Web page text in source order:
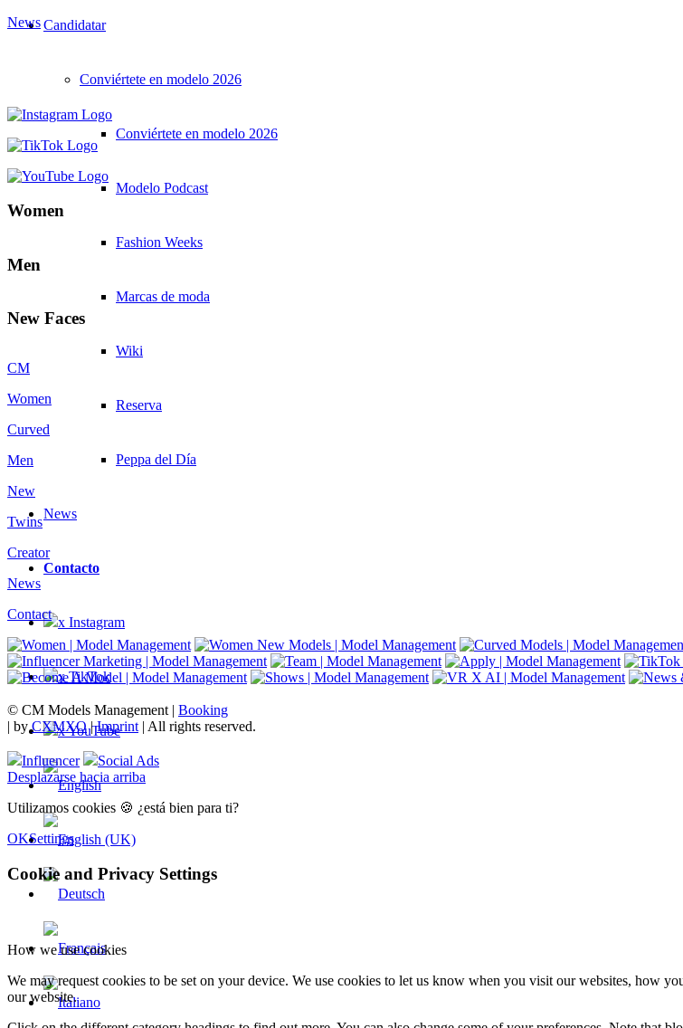
Candidatar
Conviértete en modelo 2026
Conviértete en modelo 2026
Modelo Podcast
Fashion Weeks
Marcas de moda
Wiki
Reserva
Peppa del Día
News
Contacto
x Instagram
x TikTok
x YouTube
News
Women
Men
New Faces
CM
Women
Curved
Men
New
Twins
Creator
News
Contact
© CM Models Management | Booking
| byCXMXO|Imprint | All rights reserved.
Influencer
Social Ads
Desplazarse hacia arriba
Utilizamos cookies 🍪 ¿está bien para ti?
OKSettings
Cookie and Privacy Settings
How we use cookies
We may request cookies to be set on your device. We use cookies to let us know when you visit our websites, how
our website.